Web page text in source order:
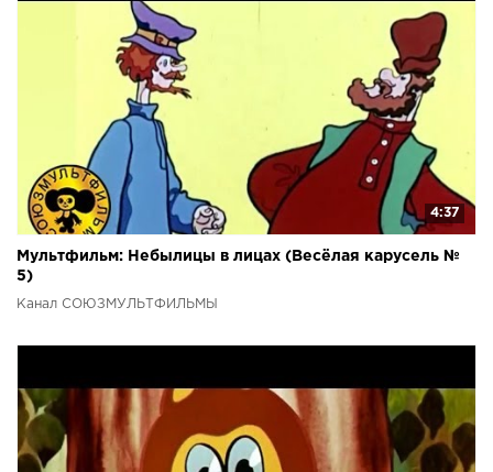
4:37
Мультфильм: Небылицы в лицах (Весёлая карусель №
5)
Канал СОЮЗМУЛЬТФИЛЬМЫ